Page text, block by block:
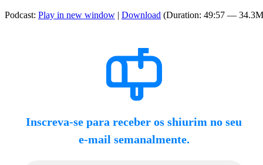
Podcast: Play in new window | Download (Duration: 49:57 —
Inscreva-se para receber os shiurim no seu
e-mail semanalmente.